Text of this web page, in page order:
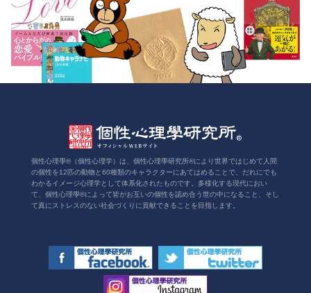
個性心理學®（個性心理学）は、個性心理學研究所®により世界ではじめて人間
の個性を12匹の動物と60種類のキャラクターにあてはめることで、だれにでも
わかるイメージ心理学として体系化されたものです。多様化する現代におい
て、個性心理學®によって皆がお互いの個性を認め合う世の中になること、そし
て真にストレスのない社会づくりに貢献できることを目指します。